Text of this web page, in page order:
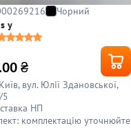
Чорний
y
₴
вул. Юлії Здановської,
5
НП
комплектацію уточнюйте